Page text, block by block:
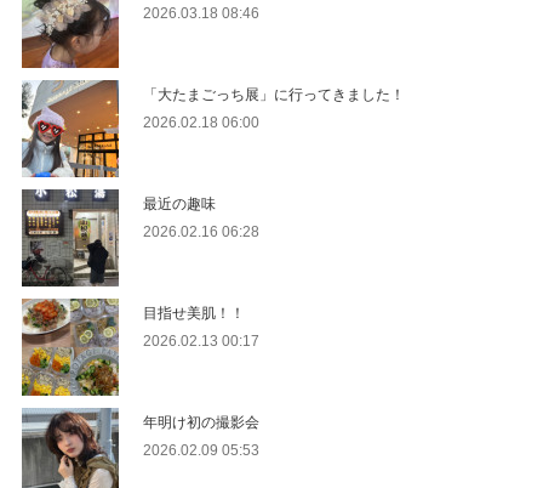
2026.03.18 08:46
「大たまごっち展」に行ってきました！
2026.02.18 06:00
最近の趣味
2026.02.16 06:28
目指せ美肌！！
2026.02.13 00:17
年明け初の撮影会
2026.02.09 05:53